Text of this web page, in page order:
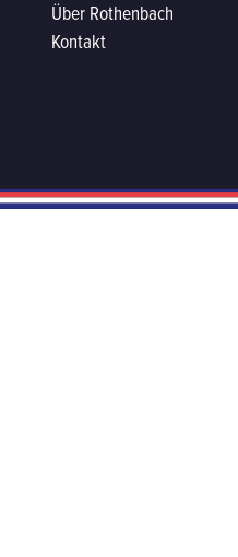
Über Rothenbach
Kontakt